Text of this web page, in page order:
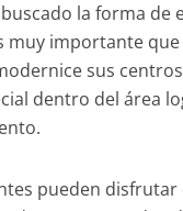
la forma de
muy importante que
sus
dentro del área
pueden disfrutar